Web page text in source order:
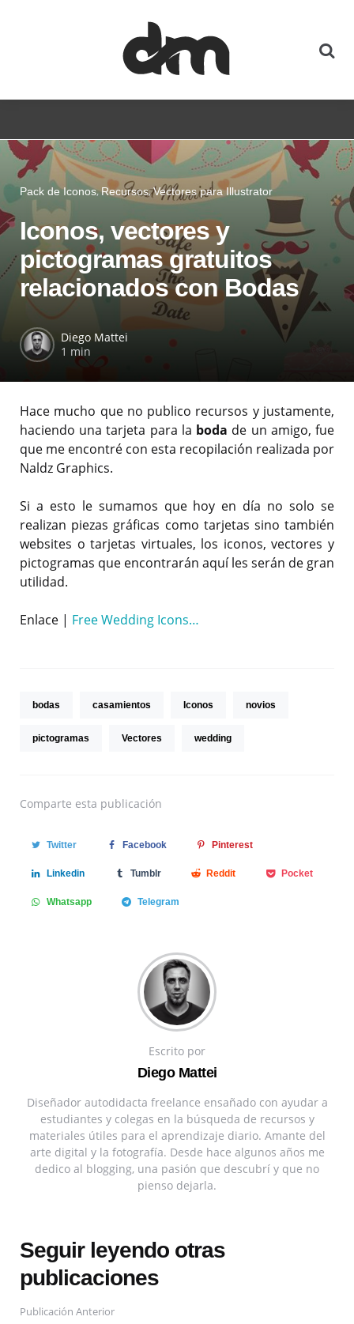
Pack de Iconos Recursos Vectores para Illustrator
Iconos, vectores y
pictogramas gratuitos
relacionados con Bodas
Diego Mattei
1 min
Hace mucho que no publico recursos y justamente,
haciendo una tarjeta para la boda de un amigo, fue
que me encontré con esta recopilación realizada por
Naldz Graphics.
Si a esto le sumamos que hoy en día no solo se
realizan piezas gráficas como tarjetas sino también
websites o tarjetas virtuales, los iconos, vectores y
pictogramas que encontrarán aquí les serán de gran
utilidad.
Enlace | Free Wedding Icons…
bodas casamientos Iconos novios
pictogramas Vectores wedding
Comparte esta publicación
Twitter Facebook Pinterest
Linkedin Tumblr Reddit Pocket
Whatsapp Telegram
Escrito por
Diego Mattei
Diseñador autodidacta freelance ensañado con ayudar a
estudiantes y colegas en la búsqueda de recursos y
materiales útiles para el aprendizaje diario. Amante del
arte digital y la fotografía. Desde hace algunos años me
dedico al blogging, una pasión que descubrí y que no
pienso dejarla.
Seguir leyendo otras
publicaciones
Publicación Anterior